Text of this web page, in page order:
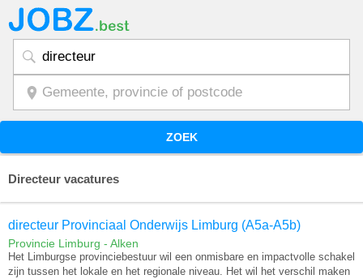
ZOEK
Directeur vacatures
directeur Provinciaal Onderwijs Limburg (A5a-A5b)
Provincie Limburg - Alken
Het Limburgse provinciebestuur wil een onmisbare en impactvolle schakel
zijn tussen het lokale en het regionale niveau. Het wil het verschil maken